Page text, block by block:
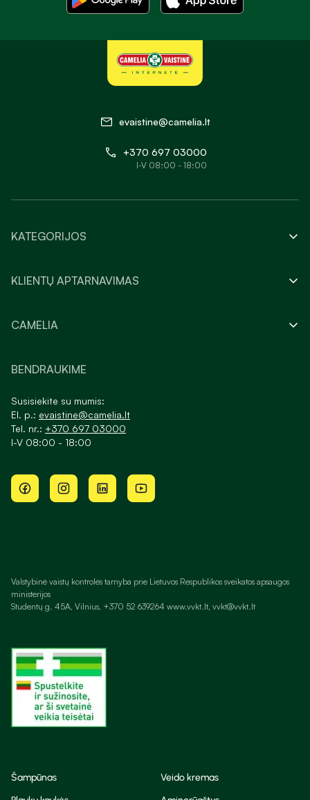
evaistine@camelia.lt
+370 697 03000
I-V 08:00 - 18:00
KATEGORIJOS
KLIENTŲ APTARNAVIMAS
CAMELIA
BENDRAUKIME
Susisiekite su mumis:
El. p.: evaistine@camelia.lt
Tel. nr.: +370 697 03000
I-V 08:00 - 18:00
Valstybinė vaistų kontrolės tarnyba prie Lietuvos Respublikos sveikatos apsaugos
ministerijos
Studentų g. 45A, Vilnius, +370 52 639264 www.vvkt.lt, vvkt@vvkt.lt
Šampūnas
Veido kremas